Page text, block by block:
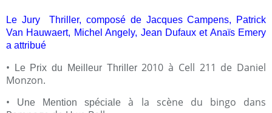
Le Jury Thriller, composé de Jacques Campens, Patrick
Van Hauwaert, Michel Angely, Jean Dufaux et Anaïs Emery
a attribué
• Le Prix du Meilleur Thriller2010 à Cell 211 de Daniel
Monzon.
•
Une Mention spéciale
à la scène du bingo dans